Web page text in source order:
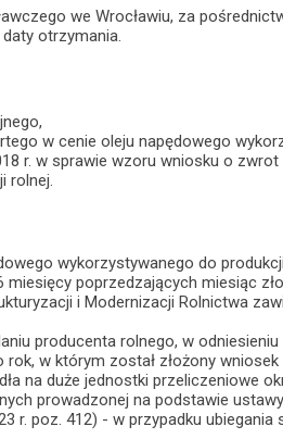
we Wrocławiu, za
otrzymania.
w cenie oleju napędowego
r. w sprawie wzoru wniosku o
rolnej.
wykorzystywanego do
poprzedzających miesiąc
i Modernizacji Rolnictwa
producenta rolnego, w
w którym został złożony
na duże jednostki przeliczeniowe
prowadzonej na podstawie
r. poz. 412) - w przypadku